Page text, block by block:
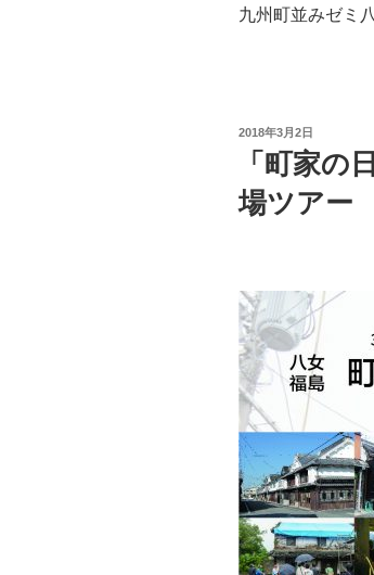
九州町並みゼミ
投
日:
2018年3月2日
「町家の
場ツアー